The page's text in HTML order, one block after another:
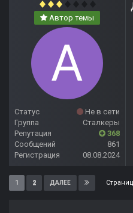
Автор темы
Статус
Не в сети
Группа
Сталкеры
Репутация
368
Сообщений
861
Регистрация
08.08.2024
1 2 ДАЛЕЕ